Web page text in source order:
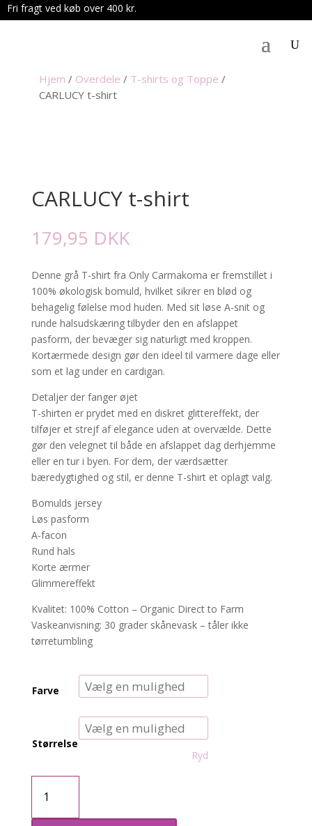
Fri fragt ved køb over 400 kr.
Hjem / Overdele / T-shirts og Toppe /
CARLUCY t-shirt
CARLUCY t-shirt
179,95 DKK
Denne grå T-shirt fra Only Carmakoma er fremstillet i
100% økologisk bomuld, hvilket sikrer en blød og
behagelig følelse mod huden. Med sit løse A-snit og
runde halsudskæring tilbyder den en afslappet
pasform, der bevæger sig naturligt med kroppen.
Kortærmede design gør den ideel til varmere dage eller
som et lag under en cardigan.
Detaljer der fanger øjet
T-shirten er prydet med en diskret glittereffekt, der
tilføjer et strejf af elegance uden at overvælde. Dette
gør den velegnet til både en afslappet dag derhjemme
eller en tur i byen. For dem, der værdsætter
bæredygtighed og stil, er denne T-shirt et oplagt valg.
Bomulds jersey
Løs pasform
A-facon
Rund hals
Korte ærmer
Glimmereffekt
Kvalitet: 100% Cotton – Organic Direct to Farm
Vaskeanvisning: 30 grader skånevask – tåler ikke
tørretumbling
Farve
Størrelse
Ryd
CARLUCY
t-